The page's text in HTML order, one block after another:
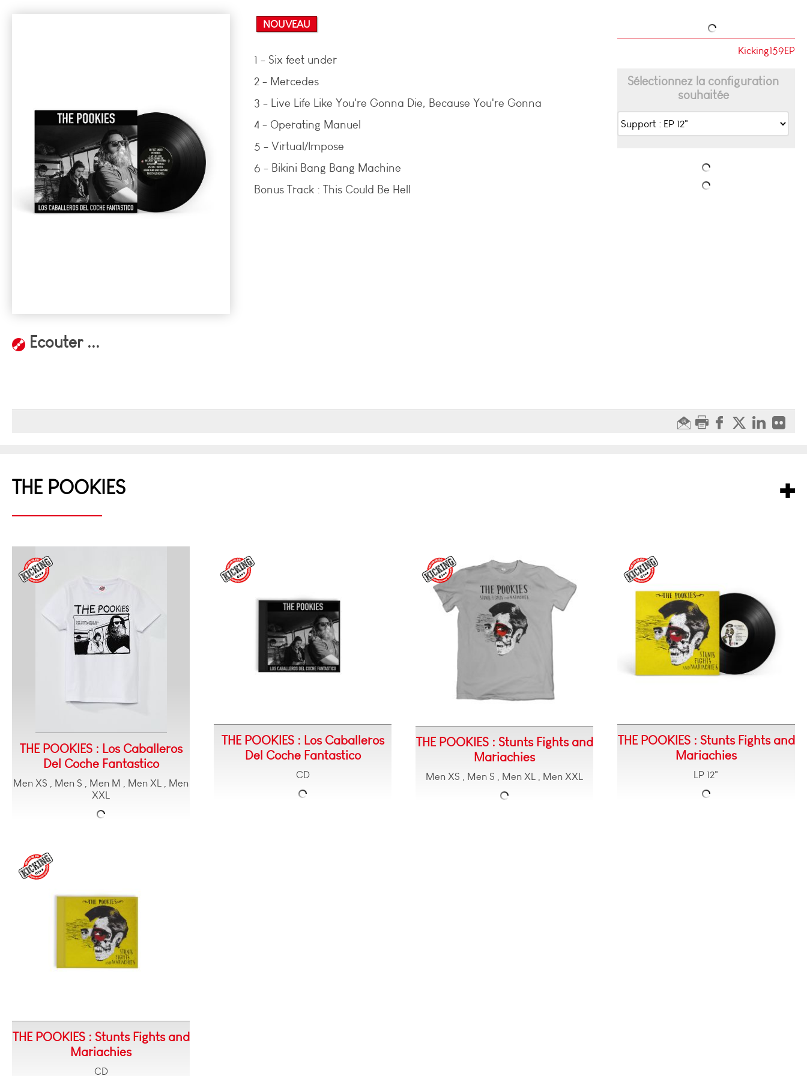
Ecouter ...
NOUVEAU
1 - Six feet under
2 - Mercedes
3 - Live Life Like You're Gonna Die, Because You're Gonna
4 - Operating Manuel
5 - Virtual/Impose
6 - Bikini Bang Bang Machine
Bonus Track : This Could Be Hell
Kicking159EP
Sélectionnez la configuration
souhaitée
THE POOKIES
THE POOKIES : Los Caballeros
Del Coche Fantastico
Men XS , Men S , Men M , Men XL , Men
XXL
THE POOKIES : Los Caballeros
Del Coche Fantastico
CD
THE POOKIES : Stunts Fights and
Mariachies
Men XS , Men S , Men XL , Men XXL
THE POOKIES : Stunts Fights and
Mariachies
LP 12"
THE POOKIES : Stunts Fights and
Mariachies
CD